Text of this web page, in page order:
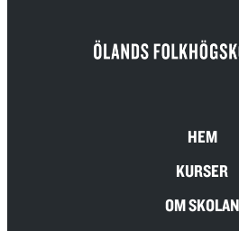
HEM
KURSER
OM SKOLAN